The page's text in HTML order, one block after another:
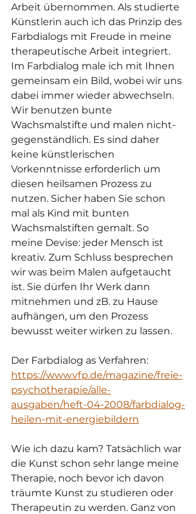
Arbeit übernommen. Als studierte
Künstlerin auch ich das Prinzip des
Farbdialogs mit Freude in meine
therapeutische Arbeit integriert.
Im Farbdialog male ich mit Ihnen
gemeinsam ein Bild, wobei wir uns
dabei immer wieder abwechseln.
Wir benutzen bunte
Wachsmalstifte und malen nicht-
gegenständlich. Es sind daher
keine künstlerischen
Vorkenntnisse erforderlich um
diesen heilsamen Prozess zu
nutzen. Sicher haben Sie schon
mal als Kind mit bunten
Wachsmalstiften gemalt. So
meine Devise: jeder Mensch ist
kreativ. Zum Schluss besprechen
wir was beim Malen aufgetaucht
ist. Sie dürfen Ihr Werk dann
mitnehmen und zB. zu Hause
aufhängen, um den Prozess
bewusst weiter wirken zu lassen.
Der Farbdialog as Verfahren:
https://www.vfp.de/magazine/freie-
psychotherapie/alle-
ausgaben/heft-04-2008/farbdialog-
heilen-mit-energiebildern
Wie ich dazu kam? Tatsächlich war
die Kunst schon sehr lange meine
Therapie, noch bevor ich davon
träumte Kunst zu studieren oder
Therapeutin zu werden. Ganz von